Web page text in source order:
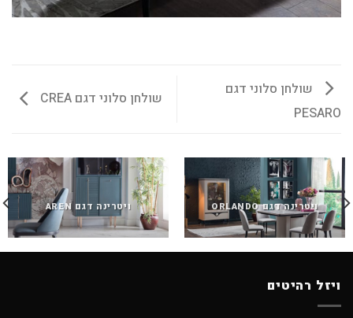
שולחן סלוני דגם
PESARO
שולחן סלוני דגם CREA
ויטרינה דגם ORLANDO ויטרינה דגם AREN
ויזל רהיטים